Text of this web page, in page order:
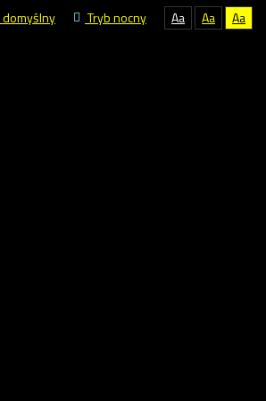
Tryb nocny Aa Aa Aa